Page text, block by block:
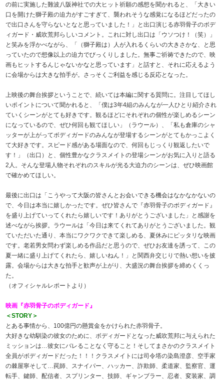
の前に実施した難波八阪神社での大ヒット祈願の感想を聞かれると、「大きい
口を開けた獅子殿の迫力がすごすぎて、襲われそうな感覚になるほどだったの
で出口さんを守らないとなと思っていました！」と出口演じる赤羽骨子のボデ
ィガード・威吹荒邦らしいコメント。これに対し出口は「ウソつけ！（笑）」
と笑みを浮かべながら、「（獅子殿は）人が入れるくらいの大きさかな、と思
っていたので想像以上の迫力でびっくりしました。無事ご祈祷できたので、映
画もヒットするんじゃないかなと思っています」と話すと、それに応えるよう
に会場からは大きな拍手が。さっそくご利益を感じる反応となった。
上映後の舞台挨拶ということで、続いては本編に関する質問に。注目してほし
いポイントについて聞かれると、「僕は3年4組のみんなが一人ひとり紹介され
ていくシーンがとても好きです。観るほどにそれぞれの個性が楽しめるシーン
になっているので、ぜひ何回も観てほしい」（ラウール）、「私も倉庫のシャ
ッターが上がってボディガードのみんなが登場するシーンがとてもかっこよく
て大好きです。スピード感がある場面なので、何回もじっくり観返したいで
す！」（出口）と、個性豊かなクラスメイトの登場シーンがお気に入りと語る
2人。そんな登場人物それぞれのスキルが光る大迫力のシーンは、ぜひ映画館
で確かめてほしい。
最後に出口は「こうやって大阪の皆さんとお会いできる機会はなかなかないの
で、今日は本当に嬉しかったです。ぜひ皆さんで『赤羽骨子のボディガード』
を盛り上げていってくれたら嬉しいです！ありがとうございました」と感謝を
述べながら挨拶。ラウールは「今日は来てくれてありがとうございました。観
ていただいた通り、本当にワクワクできて楽しめる、夏休みにピッタリな映画
です。老若男女問わず楽しめる作品だと思うので、ぜひお友達を誘って、この
夏一緒に盛り上げてくれたら、嬉しいねん！」と関西弁交じりで熱い想いを披
露。会場からは大きな拍手と歓声が上がり、大盛況の舞台挨拶を締めくくっ
た。
（オフィシャルレポートより）
映画『赤羽骨子のボディガード』
＜STORY＞
とある事情から、100億円の懸賞金をかけられた赤羽骨子。
大好きな幼馴染の彼女のために、ボディガードとなった威吹荒邦に与えられた
ミッションは…彼女にバレることなく守ること！そしてまさかのクラスメイト
全員がボディガードだった！！！ クラスメイトには司令塔の染島澄彦、空手家
の棘屋寧そして… 罠師、スナイパー、ハッカー、詐欺師、柔道家、監察官、運
転手、鍵師、配信者、スプリンター、技師、ギャンブラー、忍者、変装家、調